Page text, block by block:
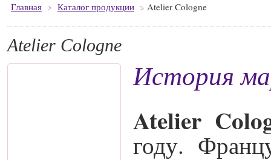
Главная Каталог продукции Atelier Cologne
Atelier Cologne
История
Atelier
году.